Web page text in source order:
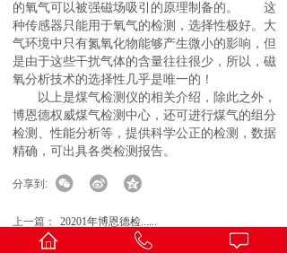
的氧气可以被强磁场吸引的原理制备的。 这
种传感器只能用于氧气的检测，选择性极好。大
气环境中只有氮氧化物能够产生微小的影响，但
是由于这些干扰气体的含量往往很少，所以，磁
氧分析技术的选择性几乎是唯一的！
以上是煤气检测仪的相关介绍，除此之外，
博恩德权威煤气检测 中心，还可进行煤气的组分
检测、性能分析等，提供科学公正的检测，数据
精确，可出具各类检测报告。
分享到:
上一篇：
20201年博恩德检......
下一篇：
煤气检测除了泄露，还......